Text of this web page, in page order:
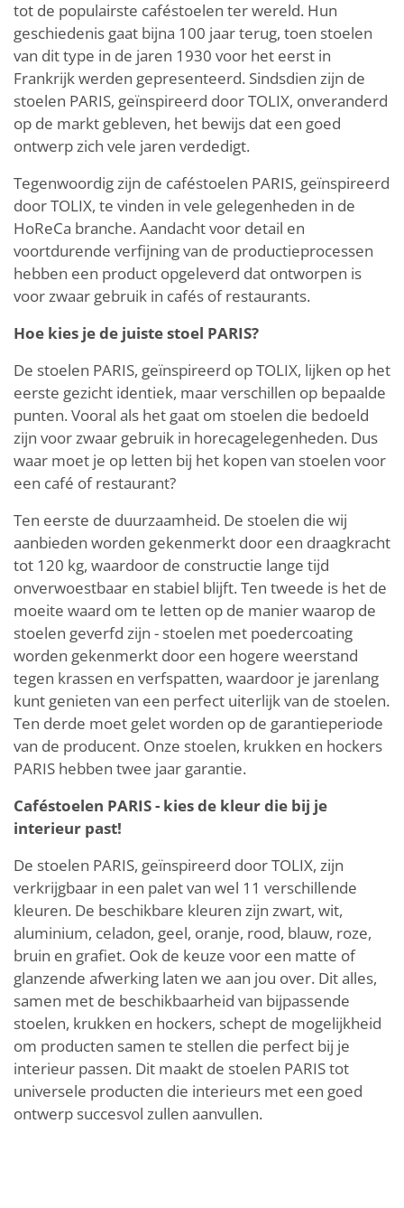
tot de populairste caféstoelen ter wereld. Hun
geschiedenis gaat bijna 100 jaar terug, toen stoelen
van dit type in de jaren 1930 voor het eerst in
Frankrijk werden gepresenteerd. Sindsdien zijn de
stoelen PARIS, geïnspireerd door TOLIX, onveranderd
op de markt gebleven, het bewijs dat een goed
ontwerp zich vele jaren verdedigt.
Tegenwoordig zijn de caféstoelen PARIS, geïnspireerd
door TOLIX, te vinden in vele gelegenheden in de
HoReCa branche. Aandacht voor detail en
voortdurende verfijning van de productieprocessen
hebben een product opgeleverd dat ontworpen is
voor zwaar gebruik in cafés of restaurants.
Hoe kies je de juiste stoel PARIS?
De stoelen PARIS, geïnspireerd op TOLIX, lijken op het
eerste gezicht identiek, maar verschillen op bepaalde
punten. Vooral als het gaat om stoelen die bedoeld
zijn voor zwaar gebruik in horecagelegenheden. Dus
waar moet je op letten bij het kopen van stoelen voor
een café of restaurant?
Ten eerste de duurzaamheid. De stoelen die wij
aanbieden worden gekenmerkt door een draagkracht
tot 120 kg, waardoor de constructie lange tijd
onverwoestbaar en stabiel blijft. Ten tweede is het de
moeite waard om te letten op de manier waarop de
stoelen geverfd zijn - stoelen met poedercoating
worden gekenmerkt door een hogere weerstand
tegen krassen en verfspatten, waardoor je jarenlang
kunt genieten van een perfect uiterlijk van de stoelen.
Ten derde moet gelet worden op de garantieperiode
van de producent. Onze stoelen, krukken en hockers
PARIS hebben twee jaar garantie.
Caféstoelen PARIS - kies de kleur die bij je
interieur past!
De stoelen PARIS, geïnspireerd door TOLIX, zijn
verkrijgbaar in een palet van wel 11 verschillende
kleuren. De beschikbare kleuren zijn zwart, wit,
aluminium, celadon, geel, oranje, rood, blauw, roze,
bruin en grafiet. Ook de keuze voor een matte of
glanzende afwerking laten we aan jou over. Dit alles,
samen met de beschikbaarheid van bijpassende
stoelen, krukken en hockers, schept de mogelijkheid
om producten samen te stellen die perfect bij je
interieur passen. Dit maakt de stoelen PARIS tot
universele producten die interieurs met een goed
ontwerp succesvol zullen aanvullen.